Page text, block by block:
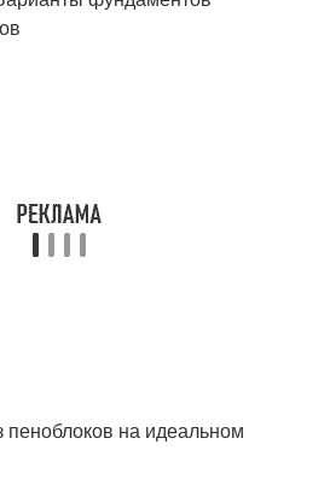
пеноблоков на идеальном